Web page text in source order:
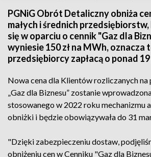
PGNiG Obrót Detaliczny obniża
małych i średnich
się w oparciu o cennik "Gaz dla
wyniesie 150 zł na MWh, oznacza
przedsiębiorcy zapłacą o ponad
Nowa cena dla Klientów rozliczanych
„Gaz dla Biznesu” zostanie
stosowanego w 2022 roku mechanizmu
obniżki i będzie obowiązywała do 31
"Dzięki zabezpieczeniu dostaw,
obniżeniu cen w Cenniku "Gaz dla